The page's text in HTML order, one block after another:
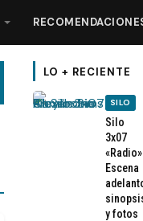
LO + RECIENTE
SILO
Silo
3x07
Escena
y fotos